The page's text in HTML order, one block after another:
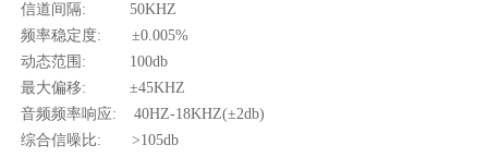
信道间隔: 50KHZ
频率稳定度: ±0.005%
动态范围: 100db
最大偏移: ±45KHZ
音频频率响应: 40HZ-18KHZ(±2db)
综合信噪比: >105db